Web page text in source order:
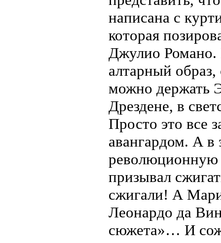
написана с
которая
Джулио Романо.
алтарный образ,
можно держать
Дрездене, в
Просто это все
авангардом. А в
революционную
призывал
сжигали! А
Леонардо да
сюжета»… И